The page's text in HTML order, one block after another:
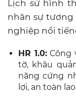
Lịch sử hình
nhân sự tương
nghiệp nổi
HR 1.0:Công
tờ, khâu
năng cứng
lợi, an toàn